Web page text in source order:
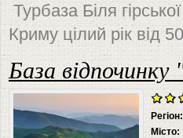
Турбаза Біля
Криму цілий рік від
База
Регіон:
Місто: